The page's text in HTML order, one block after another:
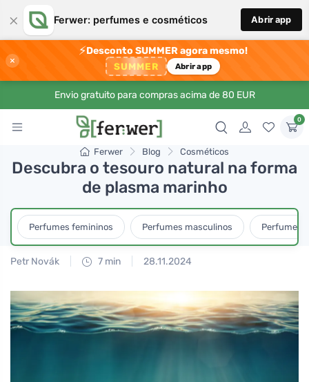
× Ferwer: perfumes e cosméticos Abrir app
×
⚡Desconto SUMMER agora mesmo!
SUMMER Abrir app
Envio gratuito para compras acima de 80 EUR
0
Ferwer Blog Cosméticos
Descubra o tesouro natural na forma
de plasma marinho
Perfumes femininos Perfumes masculinos Perfumes
Petr Novák 7 min 28.11.2024